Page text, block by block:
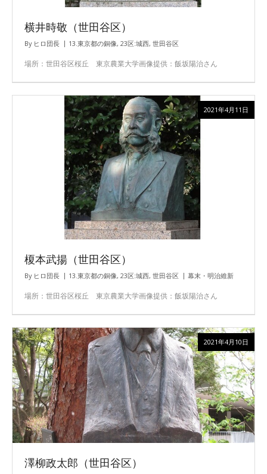
横井時敬（世田谷区）
By ヒロ団長 13.東京都の銅像, 23区:城西, 世田谷区
場所：世田谷区桜丘 東京農業大学画像提供：飯坂陽治さん
榎本武揚（世田谷区）
By ヒロ団長 13.東京都の銅像, 23区:城西, 世田谷区 幕末・明治維新
場所：世田谷区桜丘 東京農業大学画像提供：飯坂陽治さん
2021年4月11日
澤柳政太郎（世田谷区）
2021年4月10日